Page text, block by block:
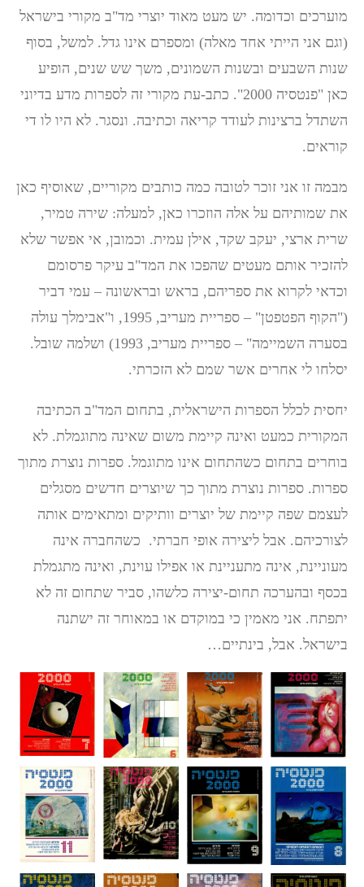
מוערכים וכדומה. יש מעט מאוד יוצרי מד"ב מקורי בישראל
(וגם אני הייתי אחד מאלה) ומספרם אינו גדל. למשל, בסוף
שנות השבעים ובשנות השמונים, משך שש שנים, הופיע
כאן "פנטסיה 2000". כתב-עת מקורי זה לספרות מדע בדיוני
השתדל ברצינות לעודד קריאה וכתיבה. ונסגר. לא היו לו די
קוראים.
מבמה זו אני זוכר לטובה כמה כותבים מקוריים, שאוסיף כאן
את שמותיהם על אלה הוזכרו כאן, למעלה: שירה טמיר,
שרית ארצי, יעקב שקד, אילן עמית. וכמובן, אי אפשר שלא
להזכיר אותם מעטים שהפכו את המד"ב עיקר פרסומם
וכדאי לקרוא את ספריהם, בראש ובראשונה – עמי דביר
("הקוף הפטפטן" – ספריית מעריב, 1995, ו"אבימלך עולה
בסערה השמיימה" – ספריית מעריב, 1993) ושלמה שובל.
יסלחו לי אחרים אשר שמם לא הזכרתי.
יחסית לכלל הספרות הישראלית, בתחום המד"ב הכתיבה
המקורית כמעט ואינה קיימת משום שאינה מתוגמלת. לא
בוחרים בתחום כשהתחום אינו מתוגמל. ספרות נוצרת מתוך
ספרות. ספרות נוצרת מתוך כך שיוצרים חדשים מסגלים
לעצמם שפה קיימת של יוצרים וותיקים ומתאימים אותה
לצורכיהם. אבל ליצירה אופי חברתי. כשהחברה אינה
מעוניינת, אינה מתעניינת או אפילו עוינת, ואינה מתגמלת
בכסף ובהערכה תחום-יצירה כלשהו, סביר שתחום זה לא
יתפתח. אני מאמין כי במוקדם או במאוחר זה ישתנה
בישראל. אבל, בינתיים…